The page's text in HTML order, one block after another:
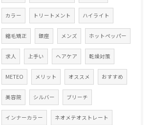
カラー トリートメント ハイライト
縮毛矯正 銀座 メンズ ホットペッパー
求人 上手い ヘアケア 乾燥対策
METEO メリット オススメ おすすめ
美容院 シルバー ブリーチ
インナーカラー ネオメテオストレート